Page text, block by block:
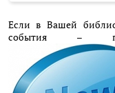
Если в Вашей
события –